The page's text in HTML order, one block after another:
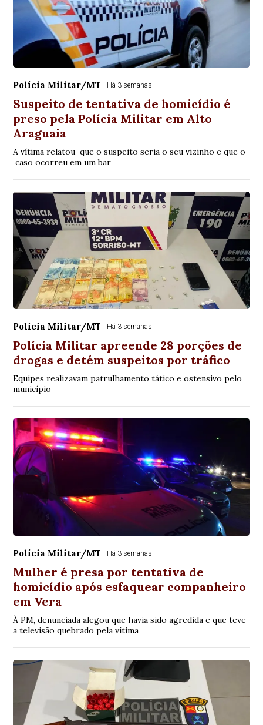
Polícia Militar/MT Há 3 semanas
Suspeito de tentativa de homicídio é
preso pela Polícia Militar em Alto
Araguaia
A vítima relatou que o suspeito seria o seu vizinho e que o
caso ocorreu em um bar
Polícia Militar/MT Há 3 semanas
Polícia Militar apreende 28 porções de
drogas e detém suspeitos por tráfico
Equipes realizavam patrulhamento tático e ostensivo pelo
município
Polícia Militar/MT Há 3 semanas
Mulher é presa por tentativa de
homicídio após esfaquear companheiro
em Vera
À PM, denunciada alegou que havia sido agredida e que teve
a televisão quebrado pela vítima